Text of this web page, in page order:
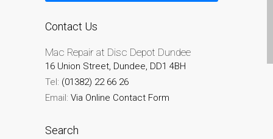
Pantalla tenue en
MacBook, MacBook Pro,
Neo
Contact Us
Mac Repair at Disc Depot Dundee
16 Union Street, Dundee, DD1 4BH
Tel: (01382) 22 66 26
Email: Via Online Contact Form
Search